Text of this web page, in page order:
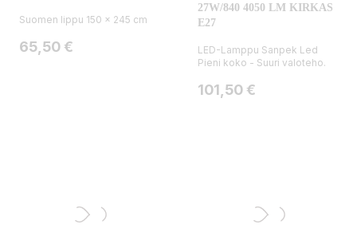
Suomen lippu 150 x 245 cm
Hinta
65,50 €
27W/840 4050 LM KIRKAS
E27
LED-Lamppu Sanpek Led
Pieni koko - Suuri valoteho.
Hinta
101,50 €